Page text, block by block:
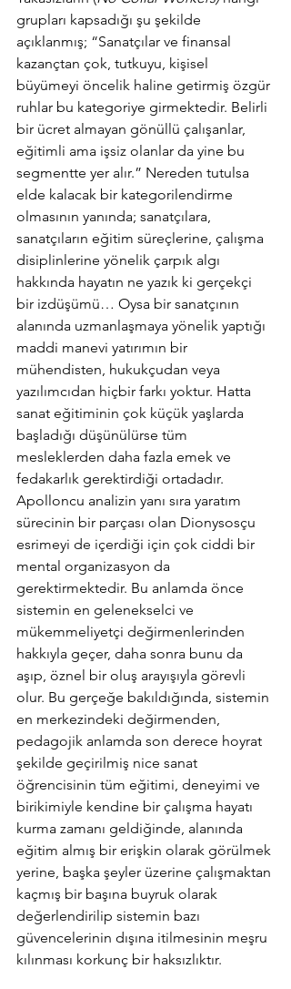
grupları kapsadığı şu şekilde
açıklanmış; “Sanatçılar ve finansal
kazançtan çok, tutkuyu, kişisel
büyümeyi öncelik haline getirmiş özgür
ruhlar bu kategoriye girmektedir. Belirli
bir ücret almayan gönüllü çalışanlar,
eğitimli ama işsiz olanlar da yine bu
segmentte yer alır.” Nereden tutulsa
elde kalacak bir kategorilendirme
olmasının yanında; sanatçılara,
sanatçıların eğitim süreçlerine, çalışma
disiplinlerine yönelik çarpık algı
hakkında hayatın ne yazık ki gerçekçi
bir izdüşümü… Oysa bir sanatçının
alanında uzmanlaşmaya yönelik yaptığı
maddi manevi yatırımın bir
mühendisten, hukukçudan veya
yazılımcıdan hiçbir farkı yoktur. Hatta
sanat eğitiminin çok küçük yaşlarda
başladığı düşünülürse tüm
mesleklerden daha fazla emek ve
fedakarlık gerektirdiği ortadadır.
Apolloncu analizin yanı sıra yaratım
sürecinin bir parçası olan Dionysosçu
esrimeyi de içerdiği için çok ciddi bir
mental organizasyon da
gerektirmektedir. Bu anlamda önce
sistemin en gelenekselci ve
mükemmeliyetçi değirmenlerinden
hakkıyla geçer, daha sonra bunu da
aşıp, öznel bir oluş arayışıyla görevli
olur. Bu gerçeğe bakıldığında, sistemin
en merkezindeki değirmenden,
pedagojik anlamda son derece hoyrat
şekilde geçirilmiş nice sanat
öğrencisinin tüm eğitimi, deneyimi ve
birikimiyle kendine bir çalışma hayatı
kurma zamanı geldiğinde, alanında
eğitim almış bir erişkin olarak görülmek
yerine, başka şeyler üzerine çalışmaktan
kaçmış bir başına buyruk olarak
değerlendirilip sistemin bazı
güvencelerinin dışına itilmesinin meşru
kılınması korkunç bir haksızlıktır.